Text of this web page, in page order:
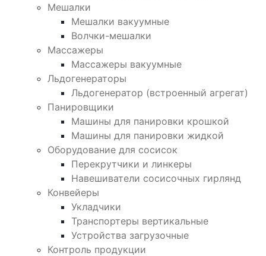
Мешалки
Мешалки вакуумные
Волчки-мешалки
Массажеры
Массажеры вакуумные
Льдогенераторы
Льдогенератор (встроенный агрегат)
Панировщики
Машины для панировки крошкой
Машины для панировки жидкой
Оборудование для сосисок
Перекрутчики и линкеры
Навешиватели сосисочных гирлянд
Конвейеры
Укладчики
Транспортеры вертикальные
Устройства загрузочные
Контроль продукции